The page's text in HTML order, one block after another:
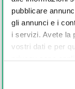
pubblicare
gli annunci e i
i servizi. Avete la
vostri dati e per
modificare o
Per fornirti il preventivo
Mi consenti di tenerti
visto? In qualsiasi
Acconsenti al
di poterti inviare